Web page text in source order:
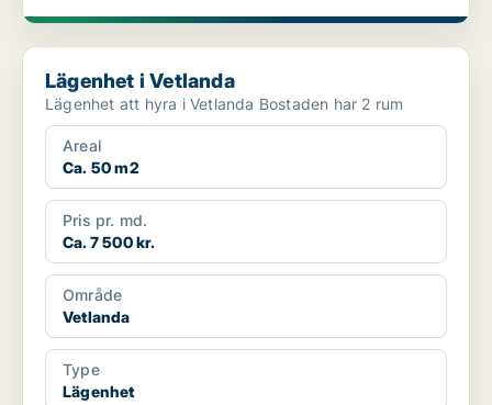
Lägenhet i Vetlanda
Lägenhet i Vetlanda
Lägenhet att hyra i Vetlanda Bostaden har 2 rum
Areal
Ca. 50 m2
Pris pr. md.
Ca. 7 500 kr.
Område
Vetlanda
Type
Lägenhet